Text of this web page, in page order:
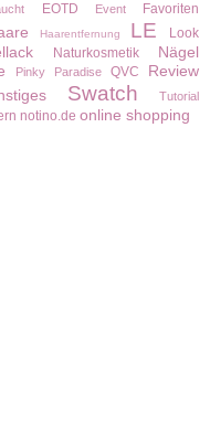
EOTD Event
Favoriten
Haarentfernung LE Look
Naturkosmetik
Nägel
Pinky Paradise QVC Review
Swatch Tutorial
notino.de online shopping